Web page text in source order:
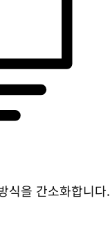
식을 간소화합니다.